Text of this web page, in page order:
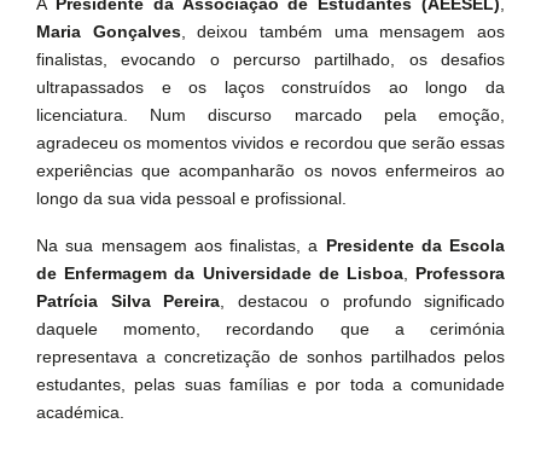
Maria Gonçalves, deixou também uma mensagem aos
finalistas, evocando o percurso partilhado, os desafios
ultrapassados e os laços construídos ao longo da
licenciatura. Num discurso marcado pela emoção,
agradeceu os momentos vividos e recordou que serão essas
experiências que acompanharão os novos enfermeiros ao
longo da sua vida pessoal e profissional.
Na sua mensagem aos finalistas, a Presidente da Escola
de Enfermagem da Universidade de Lisboa, Professora
Patrícia Silva Pereira , destacou o profundo significado
daquele momento, recordando que a cerimónia
representava a concretização de sonhos partilhados pelos
estudantes, pelas suas famílias e por toda a comunidade
académica.